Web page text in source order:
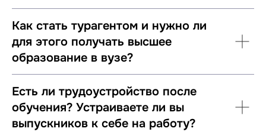
Как стать турагентом и нужно ли
для этого получать высшее
образование в вузе?
Есть ли трудоустройство после
обучения? Устраиваете ли вы
выпускников к себе на работу?